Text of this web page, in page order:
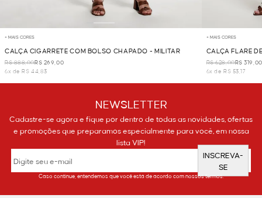
+ MAIS CORES
CALÇA CIGARRETE COM BOLSO CHAPADO - MILITAR
R$ 888,00R$ 269,00
6x de R$ 44,83
+ MAIS CORES
CALÇA FLARE
MILITAR
R$ 628,00R$ 319,00
6x de R$ 53,17
NEWSLETTER
Cadastre-se agora e fique por dentro de todas as novidades, ofertas
e promoções que preparamos especialmente para você, em nossa
lista VIP!
INSCREVA-
SE
Caso continue, entendemos que você está de acordo com nossos termos.